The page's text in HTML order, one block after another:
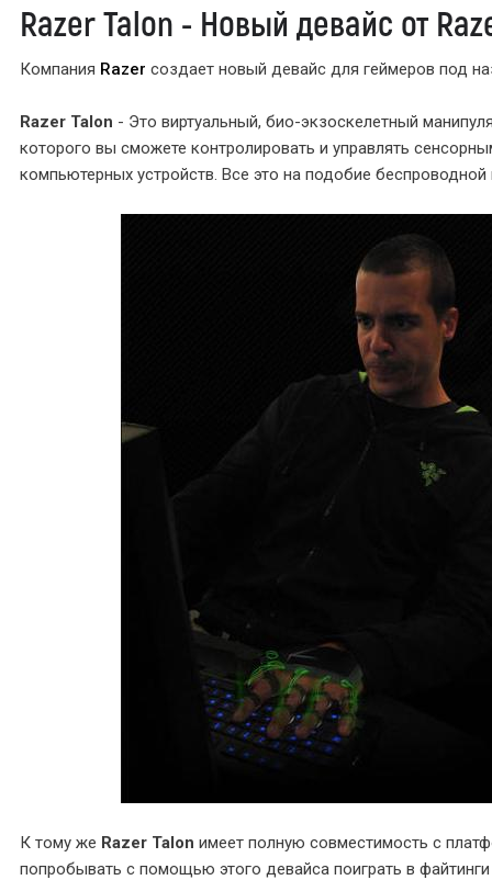
Razer Talon - Новый девайс от
Компания Razer создает новый девайс для геймеров под
Razer Talon - Это виртуальный, био-экзоскелетный
которого вы сможете контролировать и управлять
компьютерных устройств. Все это на подобие
К тому же Razer Talon имеет полную совместимость с
попробывать с помощью этого девайса поиграть в